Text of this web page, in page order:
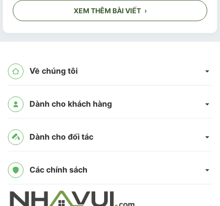
XEM THÊM BÀI VIẾT ›
Về chúng tôi
Dành cho khách hàng
Dành cho đối tác
Các chính sách